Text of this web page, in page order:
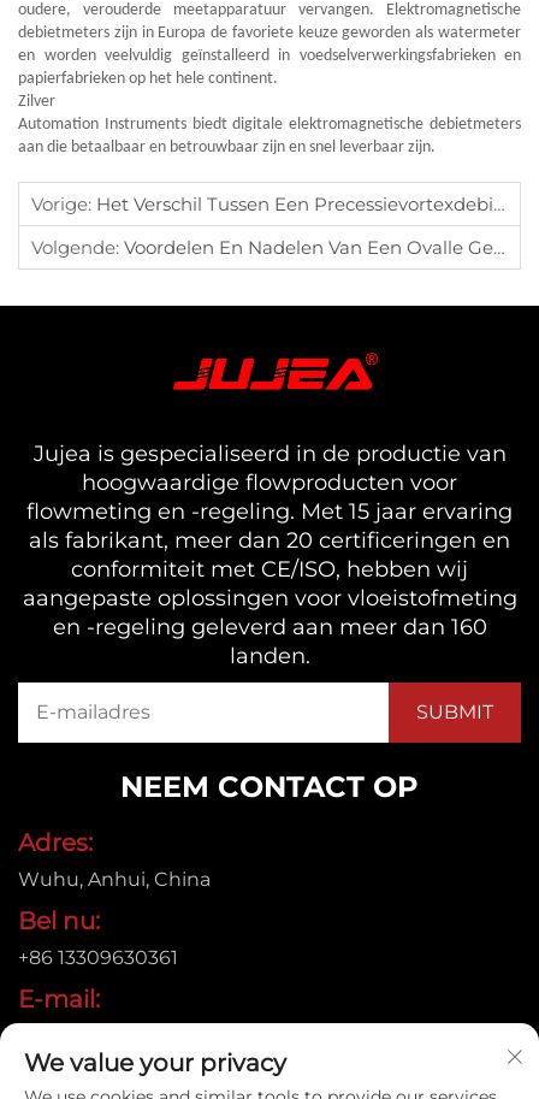
oudere, verouderde meetapparatuur vervangen. Elektromagnetische
debietmeters zijn in Europa de favoriete keuze geworden als watermeter
en worden veelvuldig geïnstalleerd in voedselverwerkingsfabrieken en
papierfabrieken op het hele continent.
Zilver
Automation Instruments biedt digitale elektromagnetische debietmeters
aan die betaalbaar en betrouwbaar zijn en snel leverbaar zijn.
Vorige: Het Verschil Tussen Een Precessievortexdebietmeter En Een Vortexdebietmeter
Volgende: Voordelen En Nadelen Van Een Ovalle Gear Flowmeter
Jujea is gespecialiseerd in de productie van
hoogwaardige flowproducten voor
flowmeting en -regeling. Met 15 jaar ervaring
als fabrikant, meer dan 20 certificeringen en
conformiteit met CE/ISO, hebben wij
aangepaste oplossingen voor vloeistofmeting
en -regeling geleverd aan meer dan 160
landen.
NEEM CONTACT OP
Adres:
Wuhu, Anhui, China
Bel nu:
+86 13309630361
E-mail:
We value your privacy